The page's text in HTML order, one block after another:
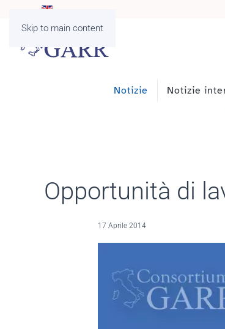
Skip to main content
Notizie Notizie
Opportunità di
17 Aprile 2014